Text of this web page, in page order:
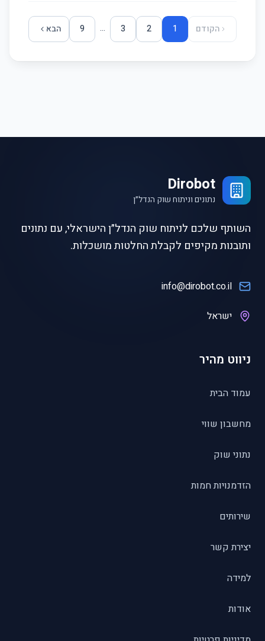
הקודם 1
2
3
...
9 הבא
Dirobot
נתונים וניתוח שוק הנדל״ן
השותף שלכם לניתוח שוק הנדל״ן הישראלי, עם נתונים
ותובנות מקיפים לקבלת החלטות מושכלות.
info@dirobot.co.il
ישראל
ניווט מהיר
עמוד הבית
מחשבון שווי
נתוני שוק
הזדמנויות חמות
שירותים
יצירת קשר
למידה
אודות